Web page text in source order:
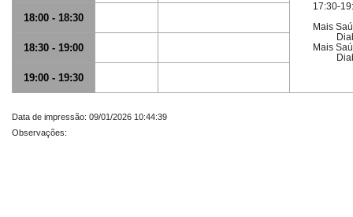
17:30-
Mais
Mais
18:00 - 18:30
18:30 - 19:00
19:00 - 19:30
Data de impressão: 09/01/2026 10:44:39
Observações: